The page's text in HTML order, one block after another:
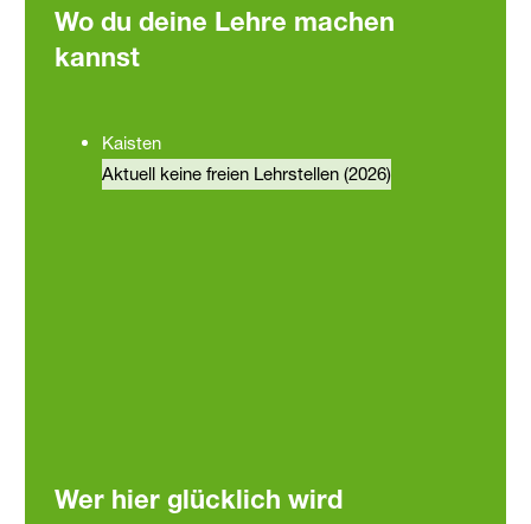
Wo du deine Lehre machen
kannst
Kaisten
Aktuell keine freien Lehrstellen (2026)
Wer hierglücklich wird